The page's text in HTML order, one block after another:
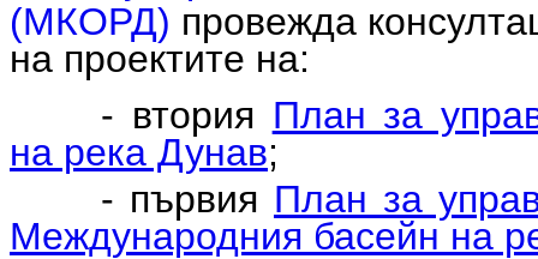
(МКОРД) провежда
на проектите на:
- втория План за
на река Дунав;
- първия План за
Международния басейн на